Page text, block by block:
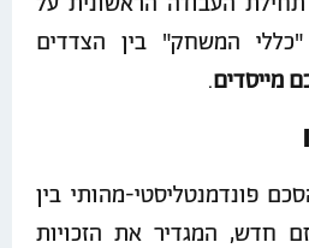
המשחק" בין הצדדים
מייסדים.
פונדמנטליסטי-מהותי בין
חדש, המגדיר את הזכויות